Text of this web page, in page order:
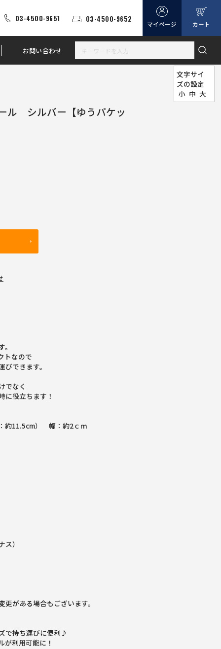
03-4500-9651 03-4500-9652
マイページ カート
お問い合わせ
ル シルバー【ゆうパケッ
トなので
できます。
でなく
に役立ちます！
約11.5cm） 幅：約2ｃｍ
）
がある場合もございます。
で持ち運びに便利♪
が利用可能に！
文字サイ
ズの設定
小 中 大